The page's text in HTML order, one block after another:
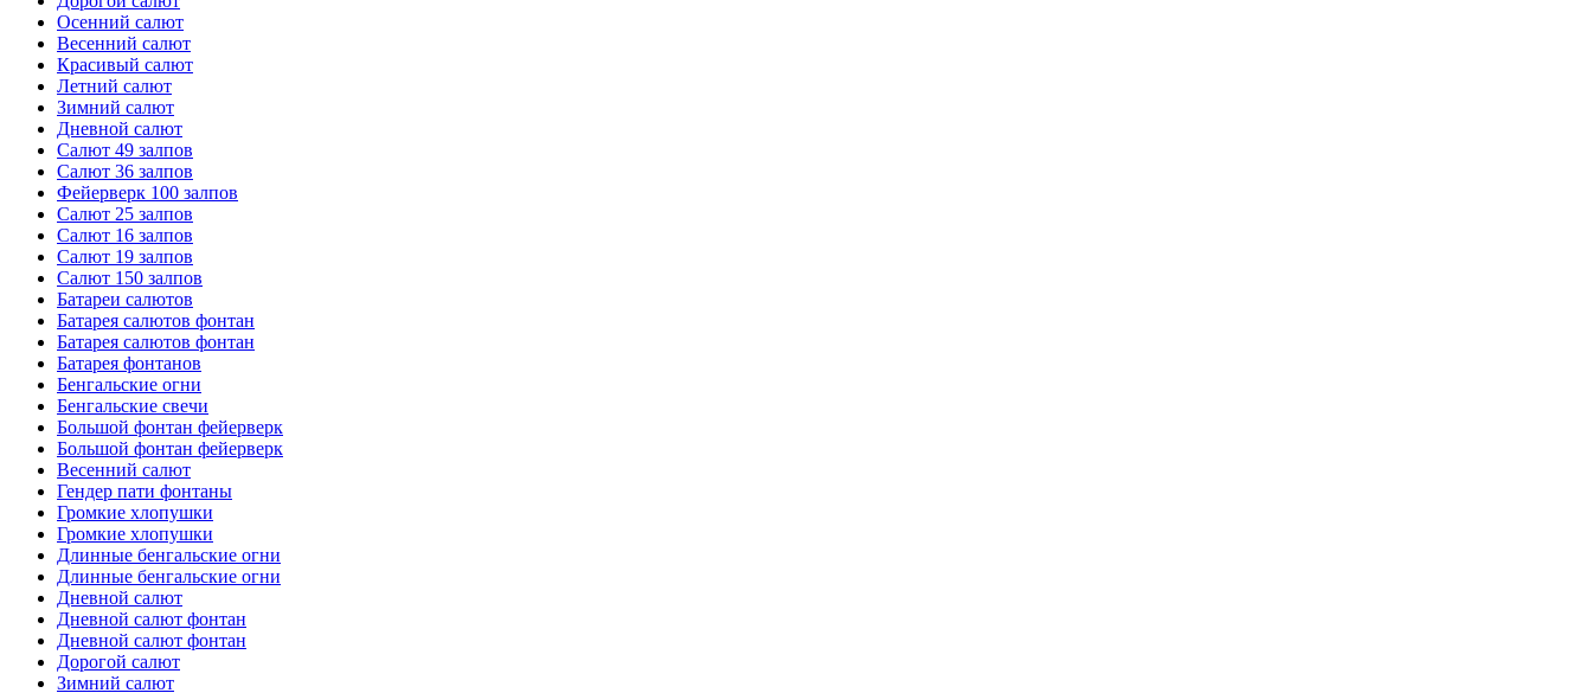
Осенний салют
Весенний салют
Красивый салют
Летний салют
Зимний салют
Дневной салют
Салют 49 залпов
Салют 36 залпов
Фейерверк 100 залпов
Салют 25 залпов
Салют 16 залпов
Салют 19 залпов
Салют 150 залпов
Батареи салютов
Батарея салютов фонтан
Батарея салютов фонтан
Батарея фонтанов
Бенгальские огни
Бенгальские свечи
Большой фонтан фейерверк
Большой фонтан фейерверк
Весенний салют
Гендер пати фонтаны
Громкие хлопушки
Громкие хлопушки
Длинные бенгальские огни
Длинные бенгальские огни
Дневной салют
Дневной салют фонтан
Дневной салют фонтан
Дорогой салют
Зимний салют